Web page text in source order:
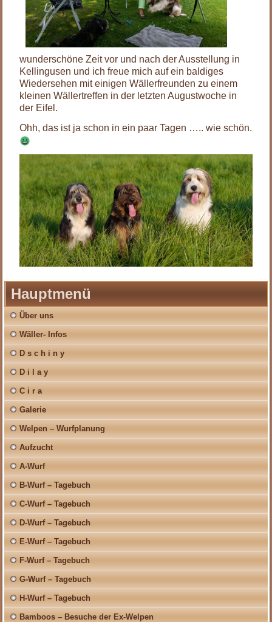
wunderschöne Zeit vor und nach der Ausstellung in
Kellingusen und ich freue mich auf ein baldiges
Wiedersehen mit einigen Wällerfreunden zu einem
kleinen Wällertreffen in der letzten Augustwoche in
der Eifel.
Ohh, das ist ja schon in ein paar Tagen ….. wie schön.
Hauptmenü
Über uns
Wäller- Infos
D s c h i n y
D i l a y
C i r a
Galerie
Welpen – Wurfplanung
Aufzucht
A-Wurf
B-Wurf – Tagebuch
C-Wurf – Tagebuch
D-Wurf – Tagebuch
E-Wurf – Tagebuch
F-Wurf – Tagebuch
G-Wurf – Tagebuch
H-Wurf – Tagebuch
Bamboos – Besuche der Ex-Welpen